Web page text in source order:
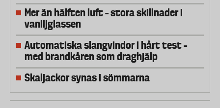
Mer än hälften luft – stora skillnader i
vaniljglassen
Automatiska slangvindor i hårt test –
med brandkåren som draghjälp
Skaljackor synas i sömmarna